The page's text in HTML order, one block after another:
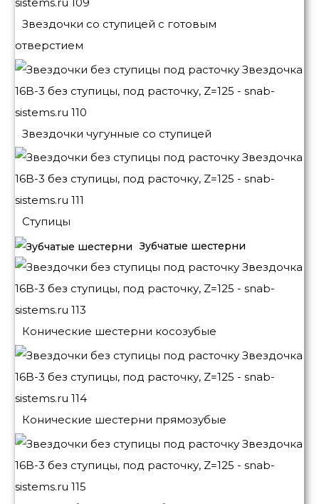
Звездочки со ступицей с готовым
отверстием
Звездочки чугунные со ступицей
Ступицы
Зубчатые шестерни
Конические шестерни косозубые
Конические шестерни прямозубые